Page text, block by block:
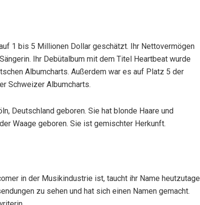
1 bis 5 Millionen Dollar geschätzt. Ihr Nettovermögen
Ihr Debütalbum mit dem Titel Heartbeat wurde
Albumcharts. Außerdem war es auf Platz 5 der
Schweizer Albumcharts.
Deutschland geboren. Sie hat blonde Haare und
Waage geboren. Sie ist gemischter Herkunft.
in der Musikindustrie ist, taucht ihr Name heutzutage
zu sehen und hat sich einen Namen gemacht.